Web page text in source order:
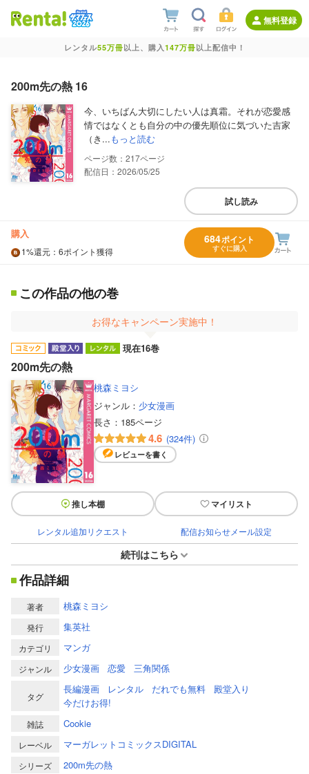
無料登録
レンタル55万冊以上、購入147万冊以上配信中！
200m先の熱 16
今、いちばん大切にしたい人は真霜。それが恋愛感
情ではなくとも自分の中の優先順位に気づいた吉家
（き...もっと読む
217
配信日：2026/05/25
試し読み
購入
1%還元 ：6ポイント獲得
684ポイント
すぐに購入
この作品の他の巻
お得なキャンペーン実施中！
現在16巻
200m先の熱
桃森ミヨシ
ジャンル： 少女漫画
長さ： 185ページ
4.6 (324件)
レビューを書く
推し本棚 マイリスト
レンタル追加リクエスト 配信お知らせメール設定
続刊はこちら
作品詳細
著者 桃森ミヨシ
発行 集英社
カテゴリ マンガ
ジャンル 少女漫画 恋愛 三角関係
タグ
長編漫画 レンタル だれでも無料
殿堂入り
今だけお得!
雑誌 Cookie
レーベル マーガレットコミックスDIGITAL
シリーズ 200m先の熱